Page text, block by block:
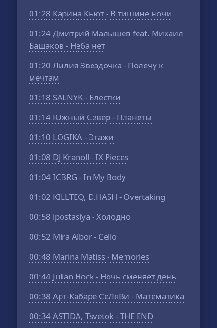
01:28 Карина Кьют - В тишине ночи
01:24Дмитрий Малышев feat. Михаил
Башаков - Неба нет
01:20 Лилия Звёздочка - Полечу к
мечтам
01:18 SALNYK - Блестки
01:14 Южный Север - Планеты
01:10 LOGIKA - Этажи
01:08 DJ Kranoll - IX Pieces
01:04ICBRG - In My Body
01:02 KILLTEQ, D.HASH - Overtaking
00:58 ipostasiya - Холодно
00:52 Mira Albor - Cello
00:48 Marina Matiss - Memories
00:44 Julian Hock - Ночь сменяет день
00:38 Арт-Кабаре СеЛяВи - Математика
00:34ASTIDA, Tsvetok - THE END